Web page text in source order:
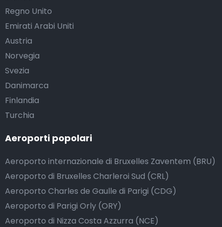
Regno Unito
Emirati Arabi Uniti
Austria
Norvegia
Svezia
Danimarca
Finlandia
Turchia
Aeroporti popolari
Aeroporto internazionale di Bruxelles Zaventem (BRU)
Aeroporto di Bruxelles Charleroi Sud (CRL)
Aeroporto Charles de Gaulle di Parigi (CDG)
Aeroporto di Parigi Orly (ORY)
Aeroporto di Nizza Costa Azzurra (NCE)